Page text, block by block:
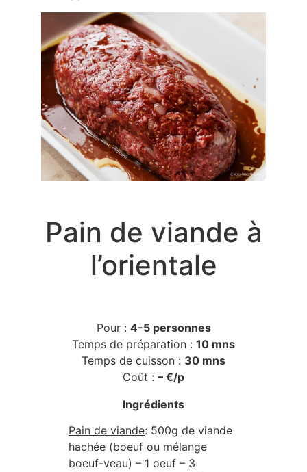
Pain de viande à
l’orientale
Pour : 4-5 personnes
Temps de préparation : 10 mns
Temps de cuisson : 30 mns
Coût : – €/p
Ingrédients
Pain de viande: 500g de viande
hachée (boeuf ou mélange
boeuf-veau) – 1 oeuf – 3